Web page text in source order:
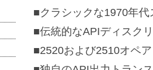
■クラシックな1970年
■伝統的なAPIディスク
■2520および2510オペ